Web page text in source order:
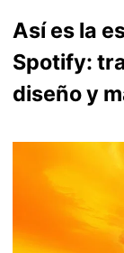
Así es la
Spotify:
diseño y